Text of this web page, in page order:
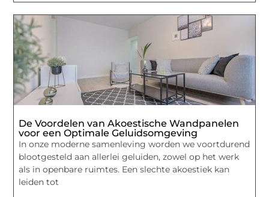
De Voordelen van Akoestische Wandpanelen
voor een Optimale Geluidsomgeving
In onze moderne samenleving worden we voortdurend
blootgesteld aan allerlei geluiden, zowel op het werk
als in openbare ruimtes. Een slechte akoestiek kan
leiden tot